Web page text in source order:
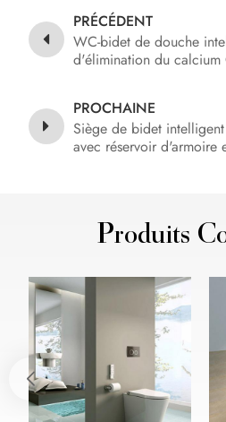
PRÉCÉDENT
WC-bidet de douche
d'élimination du calcium
PROCHAINE
Siège de bidet
avec réservoir d'armoire
Produits